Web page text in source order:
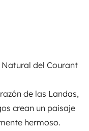
Natural del Courant
de las Landas,
crean un paisaje
hermoso.